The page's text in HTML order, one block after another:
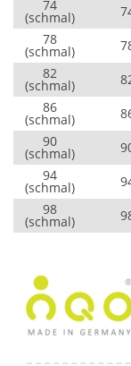
74
(schmal)
78
(schmal)
82
(schmal)
86
(schmal)
90
(schmal)
94
(schmal)
98
(schmal)